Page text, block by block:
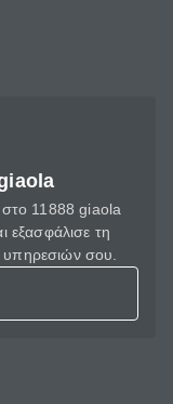
11888 giaola
εξασφάλισε τη
σου.